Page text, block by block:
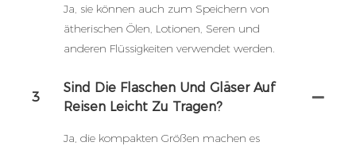
Ja, sie können auch zum Speichern von
ätherischen Ölen, Lotionen, Seren und
anderen Flüssigkeiten verwendet werden.
3
Sind Die Flaschen Und Gläser Auf
Reisen Leicht Zu Tragen?
Ja, die kompakten Größen machen es